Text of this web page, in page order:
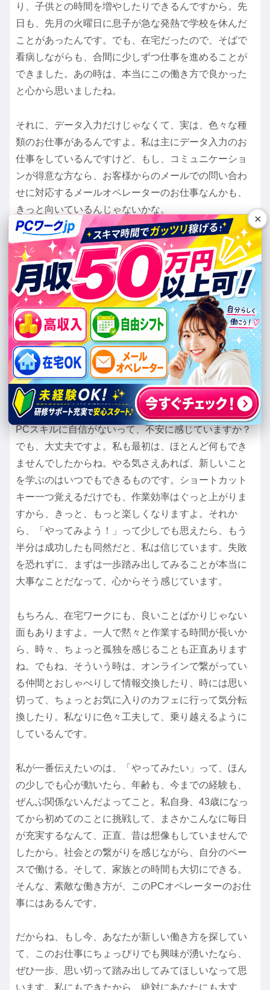
り、子供との時間を増やしたりできるんですから。先
日も、先月の火曜日に息子が急な発熱で学校を休んだ
ことがあったんです。でも、在宅だったので、そばで
看病しながらも、合間に少しずつ仕事を進めることが
できました。あの時は、本当にこの働き方で良かった
と心から思いましたね。
それに、データ入力だけじゃなくて、実は、色々な種
類のお仕事があるんですよ。私は主にデータ入力のお
仕事をしているんですけど、もし、コミュニケーショ
ンが得意な方なら、お客様からのメールでの問い合わ
せに対応するメールオペレーターのお仕事なんかも、
きっと向いているんじゃないかな。
じゃあ、どんな人がこのPCオペレーターのお仕事に向
いているんだろう？って、たまに聞かれることがある
んですけど、私の経験からお話しすると、「真面目
に、コツコツと取り組める人」は、もう間違いなく向
いていると思いますよ。派手さはないけれど、地道な
作業を丁寧に積み重ねていくことが大切なんです。あ
とは、「責任感を持って納期を守れる人」。これはど
んなお仕事でも同じかもしれませんが、特に在宅だ
と、やっぱり自分で時間を管理していくことが大切に
なってくるんです。
PCスキルに自信がないって、不安に感じていますか？
でも、大丈夫ですよ。私も最初は、ほとんど何もでき
ませんでしたからね。やる気さえあれば、新しいこと
を学ぶのはいつでもできるものです。ショートカット
キー一つ覚えるだけでも、作業効率はぐっと上がりま
すから、きっと、もっと楽しくなりますよ。それか
ら、「やってみよう！」って少しでも思えたら、もう
半分は成功したも同然だと、私は信じています。失敗
を恐れずに、まずは一歩踏み出してみることが本当に
大事なことだなって、心からそう感じています。
もちろん、在宅ワークにも、良いことばかりじゃない
面もありますよ。一人で黙々と作業する時間が長いか
ら、時々、ちょっと孤独を感じることも正直あります
ね。でもね、そういう時は、オンラインで繋がってい
る仲間とおしゃべりして情報交換したり、時には思い
切って、ちょっとお気に入りのカフェに行って気分転
換したり。私なりに色々工夫して、乗り越えるように
しているんです。
私が一番伝えたいのは、「やってみたい」って、ほん
の少しでも心が動いたら、年齢も、今までの経験も、
ぜんぶ関係ないんだよってこと。私自身、43歳になっ
てから初めてのことに挑戦して、まさかこんなに毎日
が充実するなんて、正直、昔は想像もしていませんで
したから。社会との繋がりを感じながら、自分のペー
スで働ける。そして、家族との時間も大切にできる。
そんな、素敵な働き方が、このPCオペレーターのお仕
事にはあるんです。
だからね、もし今、あなたが新しい働き方を探してい
て、このお仕事にちょっぴりでも興味が湧いたなら、
ぜひ一歩、思い切って踏み出してみてほしいなって思
います。私にもできたから、絶対にあなたにも大丈
×